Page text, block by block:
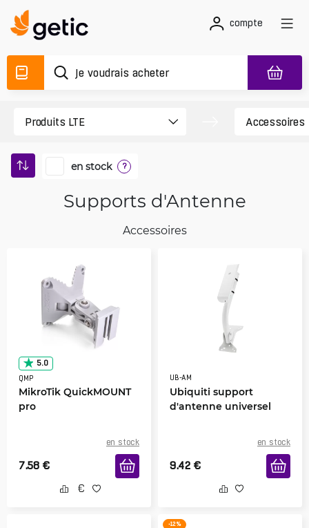
compte
en stock ?
Supports d'Antenne
Accessoires
5.0
QMP
MikroTik QuickMOUNT
pro
en stock
7.58 €
UB-AM
Ubiquiti support
d'antenne universel
en stock
9.42 €
-12 %